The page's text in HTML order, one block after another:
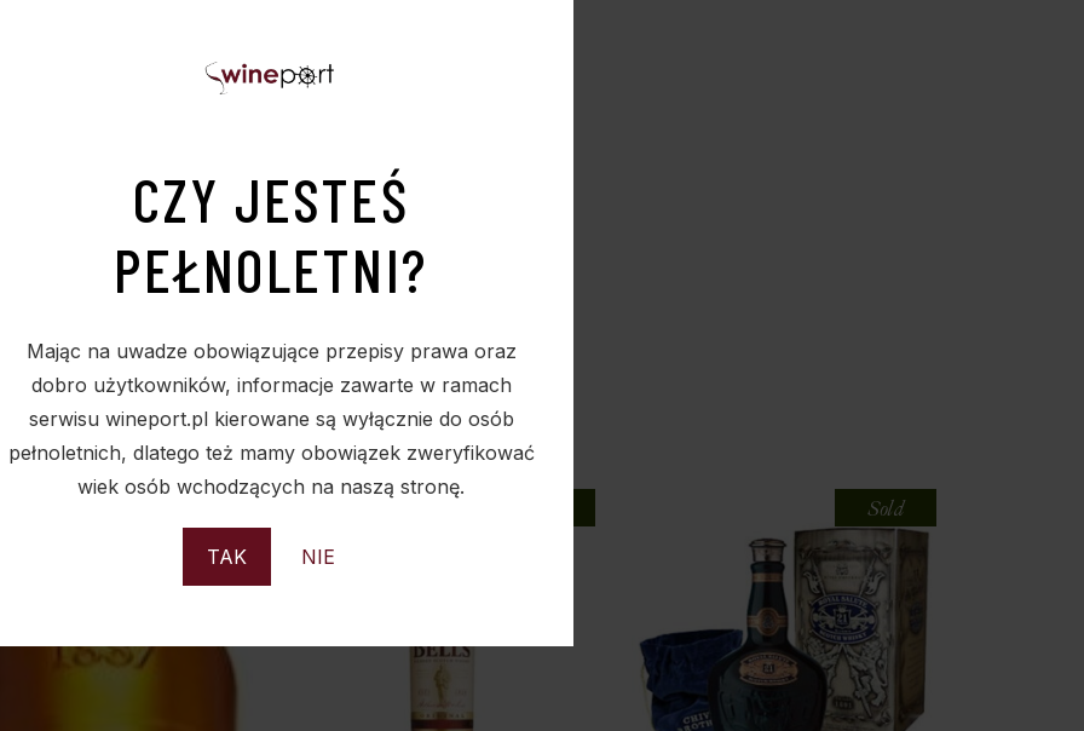
CZY JESTEŚ
PEŁNOLETNI?
Mając na uwadze obowiązujące przepisy prawa oraz
dobro użytkowników, informacje zawarte w ramach
serwisu wineport.pl kierowane są wyłącznie do osób
pełnoletnich, dlatego też mamy obowiązek zweryfikować
wiek osób wchodzących na naszą stronę.
TAK NIE
PODOBNE PRODUKTY
Sold